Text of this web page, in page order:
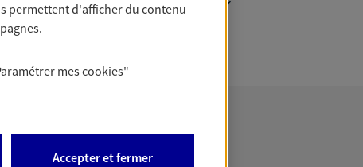
permettent d'afficher du contenu
mescookies"
Accepter et fermer